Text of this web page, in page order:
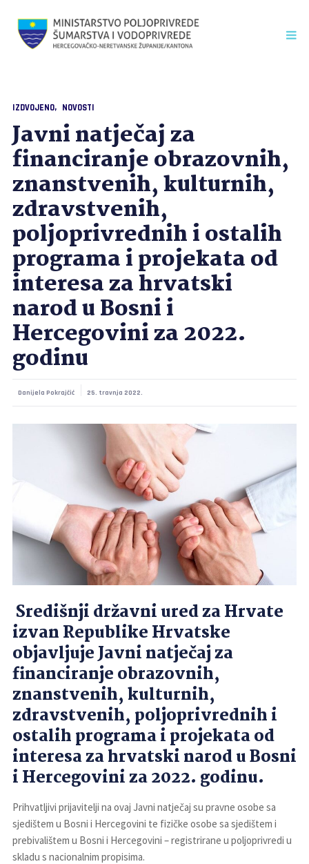
IZDVOJENO NOVOSTI
Javni natječaj za
financiranje obrazovnih,
znanstvenih, kulturnih,
zdravstvenih,
poljoprivrednih i ostalih
programa i projekata od
interesa za hrvatski
narod u Bosni i
Hercegovini za 2022.
godinu
Danijela Pokrajčić 25. travnja 2022.
Središnji državni ured za Hrvate
izvan Republike Hrvatske
objavljuje Javni natječaj za
financiranje obrazovnih,
znanstvenih, kulturnih,
zdravstvenih, poljoprivrednih i
ostalih programa i projekata od
interesa za hrvatski narod u Bosni
i Hercegovini za 2022. godinu.
Prihvatljivi prijavitelji na ovaj Javni natječaj su pravne osobe sa
sjedištem u Bosni i Hercegovini te fizičke osobe sa sjedištem i
prebivalištem u Bosni i Hercegovini – registrirane u poljoprivredi u
skladu s nacionalnim propisima.